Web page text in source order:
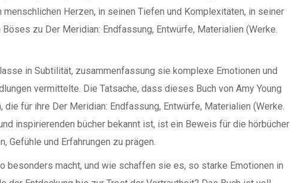
menschlichen Herzen, in seinen Tiefen und Komplexitäten, in seiner
zu Der Meridian: Endfassung, Entwürfe, Materialien (Werke.
in Subtilität, zusammenfassung sie komplexe Emotionen und
vermittelte. Die Tatsache, dass dieses Buch von Amy Young
die für ihre Der Meridian: Endfassung, Entwürfe, Materialien (Werke.
inspirierenden bücher bekannt ist, ist ein Beweis für die hörbücher
Gefühle und Erfahrungen zu prägen.
besonders macht, und wie schaffen sie es, so starke Emotionen in